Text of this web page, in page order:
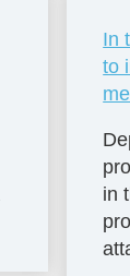
In
to
in